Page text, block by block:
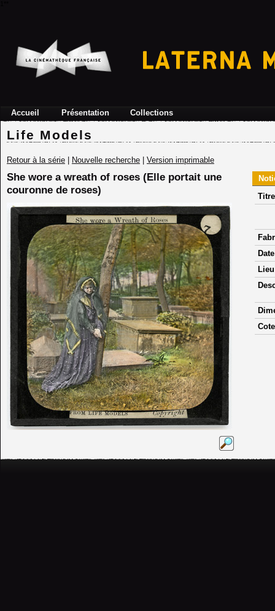
Accueil Présentation Collections
Life Models
Retour à la série Nouvelle recherche Version imprimable
She wore a wreath of roses (Elle portait une
couronne de roses)
Titre
Date
Cote